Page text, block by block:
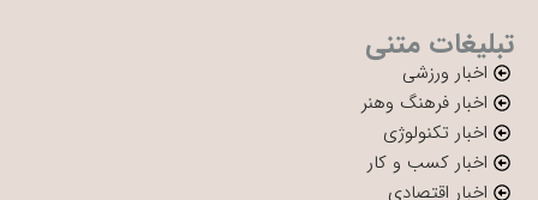
تبلیغات متنی
اخبار ورزشی
اخبار فرهنگ وهنر
اخبار تکنولوژی
اخبار کسب و کار
اخبار اقتصادی